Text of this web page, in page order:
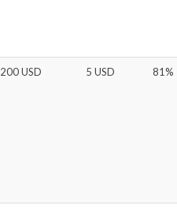
200 USD 5 USD 81%